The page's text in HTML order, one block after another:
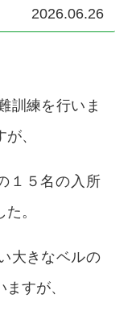
2026.06.26
練を行いま
、
１５名の入所
。
大きなベルの
すが、